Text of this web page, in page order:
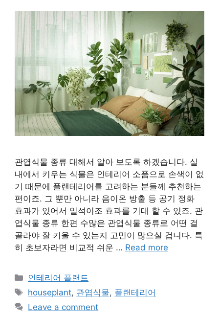
관엽식물 종류 대해서 알아 보도록 하겠습니다. 실
내에서 키우는 식물은 인테리어 소품으로 손색이 없
기 때문에 플랜테리어를 고려하는 분들께 추천하는
편이죠. 그 뿐만 아니라 음이온 방출 등 공기 정화
효과가 있어서 일석이조 효과를 기대 할 수 있죠. 관
엽식물 종류 한편 수많은 관엽식물 종류로 어떤 걸
골라야 잘 키울 수 있는지 고민이 많으실 겁니다. 특
히 초보자라면 비교적 쉬운 … Read more
Categories
인테리어 플랜트
Tags
houseplant, 관엽식물, 플랜테리어
Leave a comment